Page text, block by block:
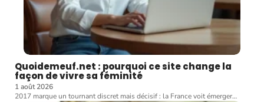
Quoidemeuf.net : pourquoi ce site change la
façon de vivre sa féminité
1 août 2026
2017 marque un tournant discret mais décisif : la France voit émerger…